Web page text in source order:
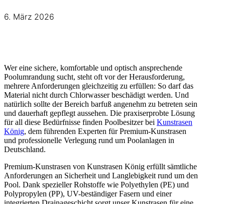
6. März 2026
Wer eine sichere, komfortable und optisch ansprechende
Poolumrandung sucht, steht oft vor der Herausforderung,
mehrere Anforderungen gleichzeitig zu erfüllen: So darf das
Material nicht durch Chlorwasser beschädigt werden. Und
natürlich sollte der Bereich barfuß angenehm zu betreten sein
und dauerhaft gepflegt aussehen. Die praxiserprobte Lösung
für all diese Bedürfnisse finden Poolbesitzer bei Kunstrasen
König, dem führenden Experten für Premium-Kunstrasen
und professionelle Verlegung rund um Poolanlagen in
Deutschland.
Premium-Kunstrasen von Kunstrasen König erfüllt sämtliche
Anforderungen an Sicherheit und Langlebigkeit rund um den
Pool. Dank spezieller Rohstoffe wie Polyethylen (PE) und
Polypropylen (PP), UV-beständiger Fasern und einer